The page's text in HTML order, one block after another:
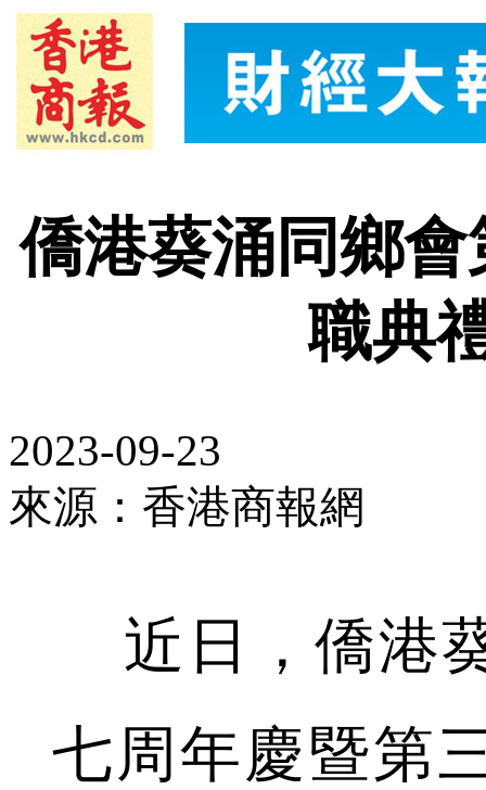
僑港葵涌同鄉
職典
2023-09-23
來源：香港商報網
近日，僑港
七周年慶暨第